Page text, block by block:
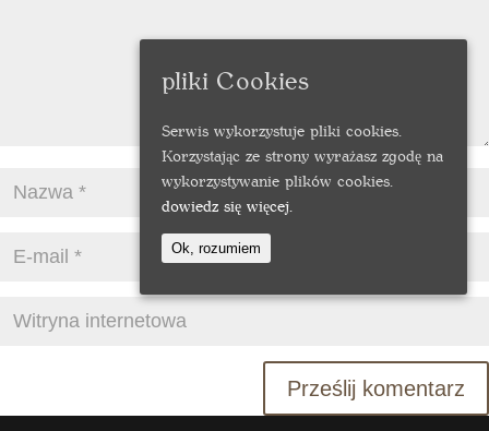
pliki Cookies
Serwis wykorzystuje pliki cookies.
Korzystając ze strony wyrażasz zgodę na
wykorzystywanie plików cookies.
dowiedz się więcej.
Ok, rozumiem